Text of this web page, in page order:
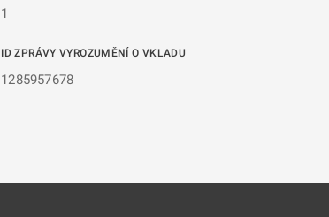
1
ID ZPRÁVY VYROZUMĚNÍ O VKLADU
1285957678